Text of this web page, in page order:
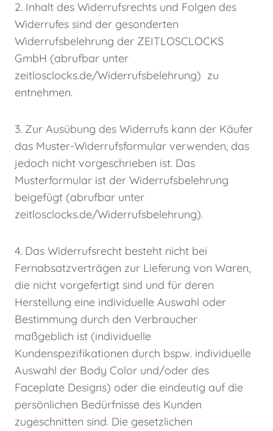
2. Inhalt des Widerrufsrechts und Folgen des
Widerrufes sind der gesonderten
Widerrufsbelehrung der ZEITLOSCLOCKS
GmbH (abrufbar unter
zeitlosclocks.de/Widerrufsbelehrung) zu
entnehmen.
3. Zur Ausübung des Widerrufs kann der Käufer
das Muster-Widerrufsformular verwenden, das
jedoch nicht vorgeschrieben ist. Das
Musterformular ist der Widerrufsbelehrung
beigefügt (abrufbar unter
zeitlosclocks.de/Widerrufsbelehrung).
4. Das Widerrufsrecht besteht nicht bei
Fernabsatzverträgen zur Lieferung von Waren,
die nicht vorgefertigt sind und für deren
Herstellung eine individuelle Auswahl oder
Bestimmung durch den Verbraucher
maßgeblich ist (individuelle
Kundenspezifikationen durch bspw. individuelle
Auswahl der Body Color und/oder des
Faceplate Designs) oder die eindeutig auf die
persönlichen Bedürfnisse des Kunden
zugeschnitten sind. Die gesetzlichen